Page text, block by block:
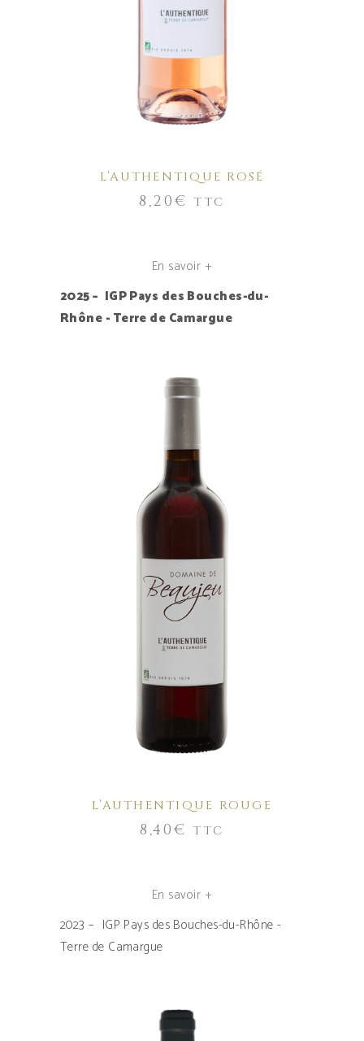
L’AUTHENTIQUE ROSÉ
8,20€ TTC
En savoir +
2025 – IGP Pays des Bouches-du-
Rhône - Terre de Camargue
L’AUTHENTIQUE ROUGE
8,40€ TTC
En savoir +
2023 – IGP Pays des Bouches-du-Rhône -
Terre de Camargue